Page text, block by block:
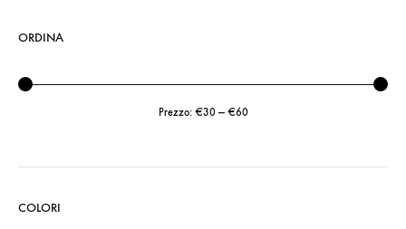
ORDINA
Prezzo: €30— €60
COLORI